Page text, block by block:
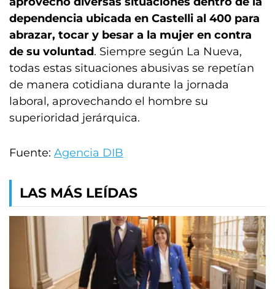
dependencia ubicada en Castelli al 400 para
abrazar, tocar y besar a la mujer en contra
de su voluntad. Siempre según La Nueva,
todas estas situaciones abusivas se repetían
de manera cotidiana durante la jornada
laboral, aprovechando el hombre su
superioridad jerárquica.
Fuente: Agencia DIB
LAS MÁS LEÍDAS